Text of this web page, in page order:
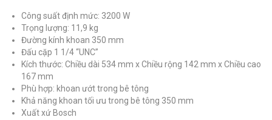
Công suất định mức: 3200 W
Trọng lượng: 11,9 kg
Đường kính khoan 350 mm
Đấu cặp 1 1/4 “UNC”
Kích thước: Chiều dài 534 mm x Chiều rộng 142 mm x Chiều cao
167 mm
Phù hợp: khoan ướt trong bê tông
Khả năng khoan tối ưu trong bê tông 350 mm
Xuất xứ Bosch